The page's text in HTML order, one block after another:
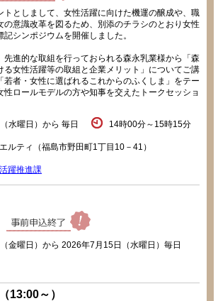
としまして、女性活躍に向けた機運の醸成や、職
の意識改革を図るため、別添のチラシのとおり女性
シンポジウムを開催しました。
進的な取組を行っておられる森永乳業様から「森
る女性活躍等の取組と企業メリット」についてご講
若者・女性に選ばれるこれからのふくしま」をテー
性ロールモデルの方や知事を交えたトークセッショ
水曜日）から 毎日 14時00分～15時15分
ルティ（福島市野田町1丁目10－41）
躍推進課
金曜日）から 2026年7月15日（水曜日）毎日
13:00～）